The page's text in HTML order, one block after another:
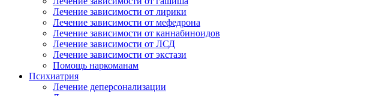
Лечение зависимости от лирики
Лечение зависимости от мефедрона
Лечение зависимости от каннабиноидов
Лечение зависимости от ЛСД
Лечение зависимости от экстази
Помощь наркоманам
Психиатрия
Лечение деперсонализации